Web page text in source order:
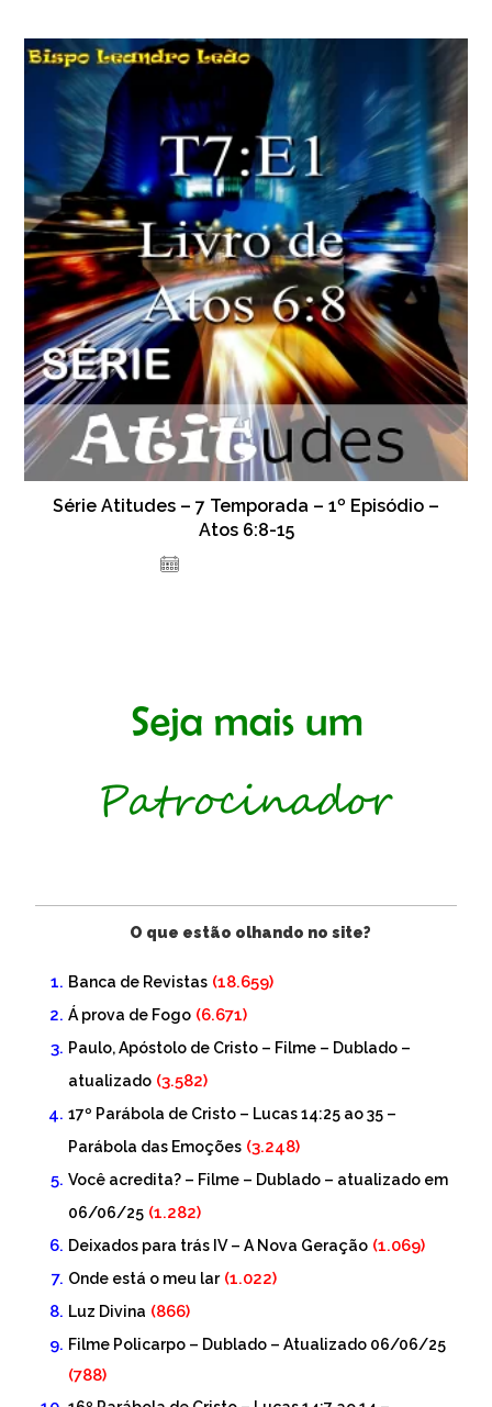
Série Atitudes – 7 Temporada – 1º Episódio –
Atos 6:8-15
O que estão olhando no site?
Banca de Revistas (18.659)
Á prova de Fogo (6.671)
Paulo, Apóstolo de Cristo – Filme – Dublado –
atualizado (3.582)
17º Parábola de Cristo – Lucas 14:25 ao 35 –
Parábola das Emoções (3.248)
Você acredita? – Filme – Dublado – atualizado em
06/06/25 (1.282)
Deixados para trás IV – A Nova Geração (1.069)
Onde está o meu lar (1.022)
Luz Divina (866)
Filme Policarpo – Dublado – Atualizado 06/06/25
(788)